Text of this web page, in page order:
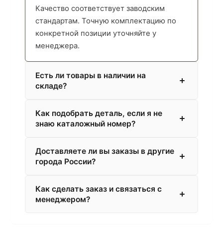
Качество соответствует заводским
стандартам. Точную комплектацию по
конкретной позиции уточняйте у
менеджера.
Есть ли товары в наличии на
складе?
Как подобрать деталь, если я не
знаю каталожный номер?
Доставляете ли вы заказы в другие
города России?
Как сделать заказ и связаться с
менеджером?